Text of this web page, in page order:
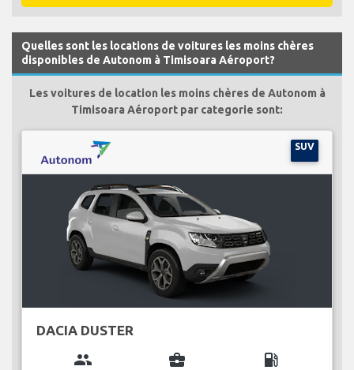
Quelles sont les locations de voitures les moins chères
disponibles de Autonom à Timisoara Aéroport?
Les voitures de location les moins chères de Autonom à
Timisoara Aéroport par categorie sont:
SUV
DACIA DUSTER
group business_center local_gas_station